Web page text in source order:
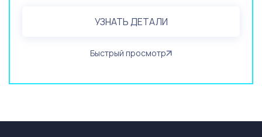
УЗНАТЬ ДЕТАЛИ
Быстрый просмотр